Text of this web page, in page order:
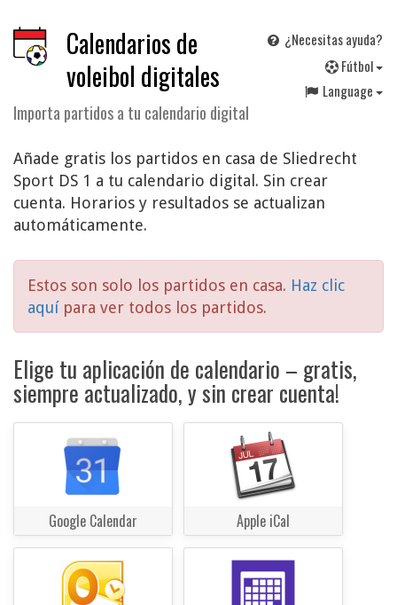
Calendarios de
voleibol digitales
Importa partidos a tu calendario digital
¿Necesitas ayuda?
Fútbol
Language
Añade gratis los partidos en casa de Sliedrecht
Sport DS 1 a tu calendario digital. Sin crear
cuenta. Horarios y resultados se actualizan
automáticamente.
Estos son solo los partidos en casa. Haz clic
aquí para ver todos los partidos.
Elige tu aplicación de calendario – gratis,
siempre actualizado, y sin crear cuenta!
Google Calendar Apple iCal